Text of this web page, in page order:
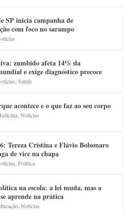
SP inicia campanha de
com foco no sarampo
zumbido afeta 14% da
e exige diagnóstico precoce
,Saúde
acontece e o que faz ao seu corpo
,Notícias
Tereza Cristina e Flávio Bolsonaro
de vice na chapa
,Política
na escola: a lei muda, mas a
aprende na prática
,Notícias